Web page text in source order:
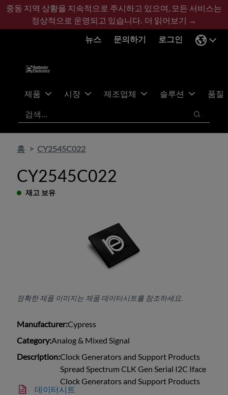
기
콘
바
글
중동 지역 상황을 지속적으로 주시하고 있으며, 모든 서비스는
정상적으로 운영되고 있습니다. 더 읽어보기 →
뉴스
문의하기 로그인
제품 시장 제조업체 솔루션
품질
검색
검색
홈 CY2545C022
CY2545C022
재고 보유
정확한 제품 이미지는 제품 데이터시트를 참조하세요.
Manufacturer:Cypress
Category:Analog & Mixed Signal
Description:Clock Generators and Support Products
Spread Spectrum CLK Gen Serial I2C Iface
Clock Generators and Support Products
데이터시트